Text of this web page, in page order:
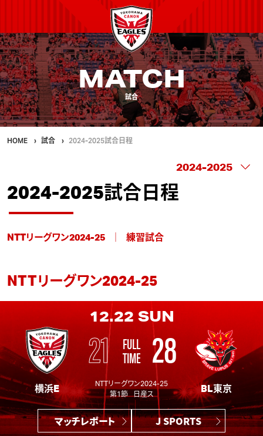
MATCH
試合
HOME 試合 2024-2025試合日程
2024-2025試合日程
NTTリーグワン2024-25 練習試合
NTTリーグワン2024-25
12.22 SUN
21 FULL
TIME 28
横浜E
NTTリーグワン2024-25
第1節 日産ス
BL東京
マッチレポート J SPORTS